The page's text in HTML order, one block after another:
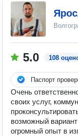
5.0 108
Паспорт
Очень
своих услуг,
возможный
огромный опыт в